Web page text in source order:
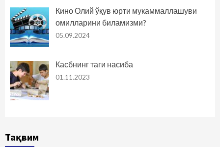
Кино Олий ўқув юрти мукаммаллашуви
омилларини биламизми?
05.09.2024
Касбнинг таги насиба
01.11.2023
Тақвим